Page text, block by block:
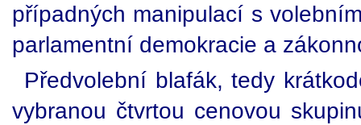
případných manipulací s
parlamentní demokracie a
Předvolební blafák, tedy
vybranou čtvrtou cenovou